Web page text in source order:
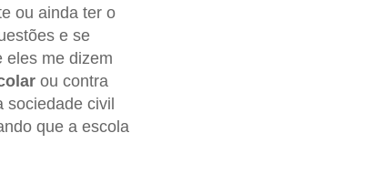
ou ainda ter o
e se
eles me dizem
ou contra
sociedade civil
que a escola